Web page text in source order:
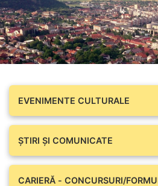
EVENIMENTE CULTURALE
ȘTIRI ȘI COMUNICATE
CARIERĂ - CONCURSURI/